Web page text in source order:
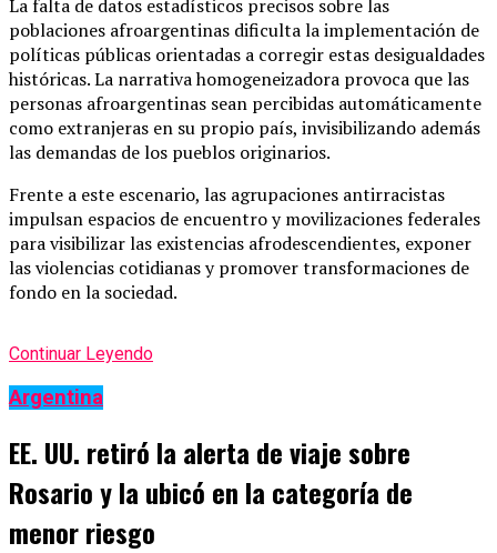
La falta de datos estadísticos precisos sobre las
poblaciones afroargentinas dificulta la implementación de
políticas públicas orientadas a corregir estas desigualdades
históricas. La narrativa homogeneizadora provoca que las
personas afroargentinas sean percibidas automáticamente
como extranjeras en su propio país, invisibilizando además
las demandas de los pueblos originarios.
Frente a este escenario, las agrupaciones antirracistas
impulsan espacios de encuentro y movilizaciones federales
para visibilizar las existencias afrodescendientes, exponer
las violencias cotidianas y promover transformaciones de
fondo en la sociedad.
Continuar Leyendo
Argentina
EE. UU. retiró la alerta de viaje sobre
Rosario y la ubicó en la categoría de
menor riesgo